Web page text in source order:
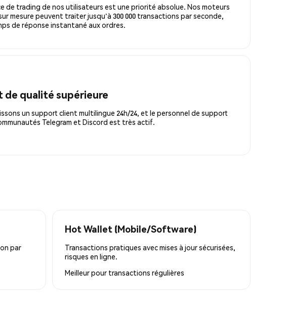
de trading de nos utilisateurs est une priorité absolue. Nos moteurs
mesure peuvent traiter jusqu'à 300 000 transactions par seconde,
de réponse instantané aux ordres.
de qualité supérieure
un support client multilingue 24h/24, et le personnel de support
Telegram et Discord est très actif.
par
Hot Wallet (Mobile/Software)
Transactions pratiques avec mises à jour sécurisées,
risques en ligne.
Meilleur pour transactions régulières